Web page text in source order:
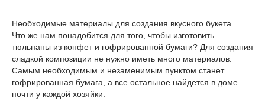
Необходимые материалы для создания вкусного букета
Что же нам понадобится для того, чтобы изготовить
тюльпаны из конфет и гофрированной бумаги? Для создания
сладкой композиции не нужно иметь много материалов.
Самым необходимым и незаменимым пунктом станет
гофрированная бумага, а все остальное найдется в доме
почти у каждой хозяйки.